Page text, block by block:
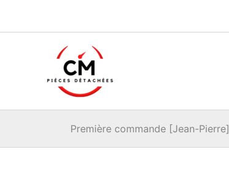
Première commande [Jean-Pierre]